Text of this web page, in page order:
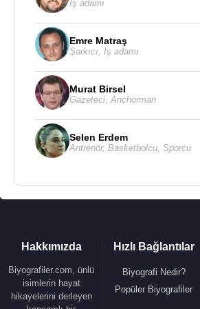
Kaynak:Biyografiler.com
İş adamı
Emre Matraş
Şarkıcı İş adamı
Murat Birsel
Gazeteci Anchorman
Selen Erdem
Antrenör, Basketbolcu Sporcu
Hakkımızda
Biyografiler.com, ünlü
isimlerin hayat
hikayelerini derleyen
Hızlı Bağlantılar
Biyografi Nedir?
Popüler Biyografiler